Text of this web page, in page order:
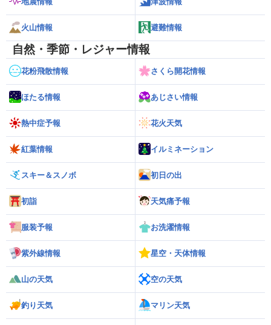
火山情報 避難情報
自然・季節・レジャー情報
花粉飛散情報 さくら開花情報
ほたる情報 あじさい情報
熱中症予報 花火天気
紅葉情報 イルミネーション
スキー＆スノボ 初日の出
初詣 天気痛予報
服装予報 お洗濯情報
紫外線情報 星空・天体情報
山の天気 空の天気
釣り天気 マリン天気